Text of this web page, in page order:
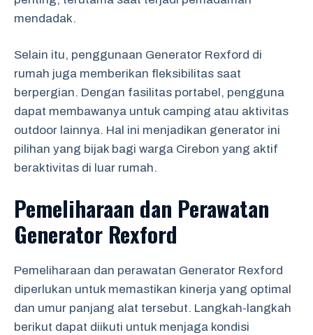
mendadak.
Selain itu, penggunaan Generator Rexford di
rumah juga memberikan fleksibilitas saat
berpergian. Dengan fasilitas portabel, pengguna
dapat membawanya untuk camping atau aktivitas
outdoor lainnya. Hal ini menjadikan generator ini
pilihan yang bijak bagi warga Cirebon yang aktif
beraktivitas di luar rumah.
Pemeliharaan dan Perawatan
Generator Rexford
Pemeliharaan dan perawatan Generator Rexford
diperlukan untuk memastikan kinerja yang optimal
dan umur panjang alat tersebut. Langkah-langkah
berikut dapat diikuti untuk menjaga kondisi